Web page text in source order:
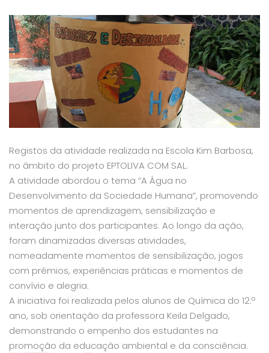
Registos da atividade realizada na Escola Kim Barbosa,
no âmbito do projeto EPTOLIVA COM SAL.
A atividade abordou o tema “A Água no
Desenvolvimento da Sociedade Humana”, promovendo
momentos de aprendizagem, sensibilização e
interação junto dos participantes. Ao longo da ação,
foram dinamizadas diversas atividades,
nomeadamente momentos de sensibilização, jogos
com prémios, experiências práticas e momentos de
convívio e alegria.
A iniciativa foi realizada pelos alunos de Química do 12.º
ano, sob orientação da professora Keila Delgado,
demonstrando o empenho dos estudantes na
promoção da educação ambiental e da consciência.